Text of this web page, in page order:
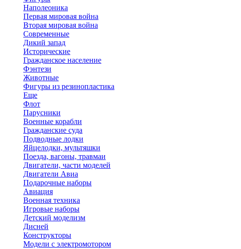
Наполеоника
Первая мировая война
Вторая мировая война
Современные
Дикий запад
Исторические
Гражданское население
Фэнтези
Животные
Фигуры из резинопластика
Еще
Флот
Парусники
Военные корабли
Гражданские суда
Подводные лодки
Яйцелодки, мультяшки
Поезда, вагоны, травмаи
Двигатели, части моделей
Двигатели Авиа
Подарочные наборы
Авиация
Военная техника
Игровые наборы
Детский моделизм
Дисней
Конструкторы
Модели с электромотором